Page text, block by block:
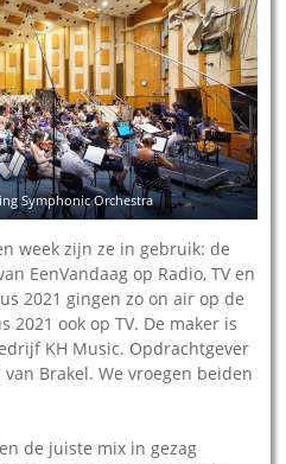
Symphonic Orchestra
week zijn ze in gebruik: de
EenVandaag op Radio, TV en
2021 gingen zo on air op de
2021 ook op TV. De maker is
KH Music. Opdrachtgever
van Brakel. We vroegen beiden
de juiste mix in gezag